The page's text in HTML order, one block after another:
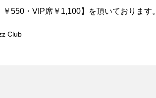
550・VIP席￥1,100】を頂いております。
Club